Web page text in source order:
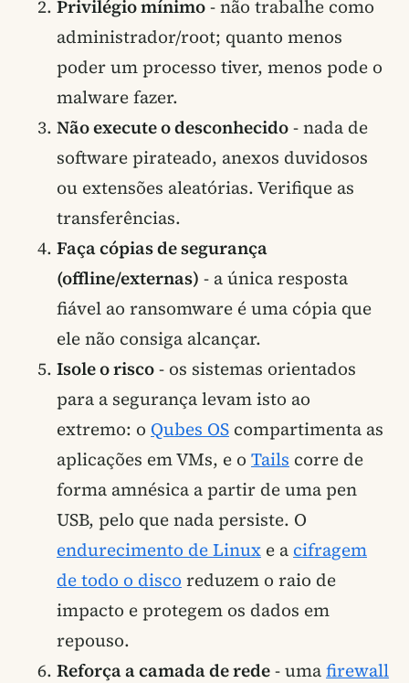
Privilégio mínimo- não trabalhe como
administrador/root; quanto menos
poder um processo tiver, menos pode o
malware fazer.
Não execute o desconhecido- nada de
software pirateado, anexos duvidosos
ou extensões aleatórias. Verifique as
transferências.
Faça cópias de segurança
(offline/externas) - a única resposta
fiável ao ransomware é uma cópia que
ele não consiga alcançar.
Isole o risco- os sistemas orientados
para a segurança levam isto ao
extremo: o Qubes OS compartimenta as
aplicações em VMs, e o Tails corre de
forma amnésica a partir de uma pen
USB, pelo que nada persiste. O
endurecimento de Linux e a cifragem
de todo o disco reduzem o raio de
impacto e protegem os dados em
repouso.
Reforça a camada de rede- umafirewall